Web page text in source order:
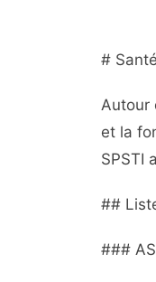
#
Autour
et la
SPSTI
##
###